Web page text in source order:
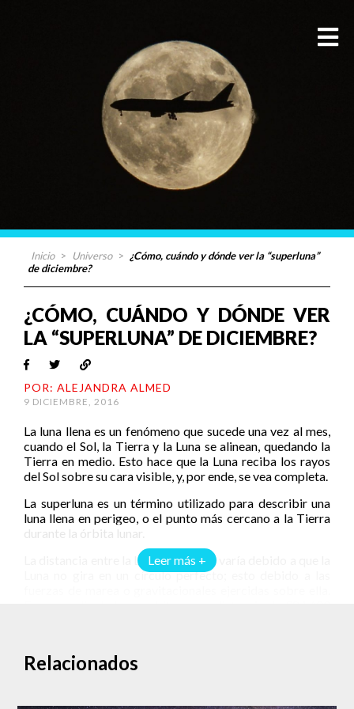
Inicio > Universo > ¿Cómo, cuándo y dónde ver la “superluna”
de diciembre?
Leer más +
¿CÓMO, CUÁNDO Y DÓNDE VER
LA “SUPERLUNA” DE DICIEMBRE?
POR: ALEJANDRA ALMED
9 DICIEMBRE, 2016
La luna llena es un fenómeno que sucede una vez al mes,
cuando el Sol, la Tierra y la Luna se alinean, quedando la
Tierra en medio. Esto hace que la Luna reciba los rayos
del Sol sobre su cara visible, y, por ende, se vea completa.
La superluna es un término utilizado para describir una
luna llena en perigeo, o el punto más cercano a la Tierra
durante la órbita lunar.
La distancia entre la Luna y la Tierra varía debido a que la
Luna no gira en un círculo perfecto; esto debido a las
ligeramente más cerca, haciéndola parecer hasta 14 por
Relacionados